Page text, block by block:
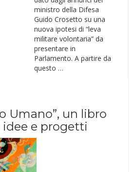
ministro della Difesa
Guido Crosetto su una
nuova ipotesi di “leva
militare volontaria” da
presentare in
Parlamento. A partire da
questo …
Umano”, un libro
e progetti